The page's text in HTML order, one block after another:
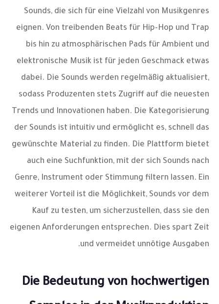
Sounds, die sich für eine Vielzahl von Musikgenres
eignen. Von treibenden Beats für Hip-Hop und Trap
bis hin zu atmosphärischen Pads für Ambient und
elektronische Musik ist für jeden Geschmack etwas
dabei. Die Sounds werden regelmäßig aktualisiert,
sodass Produzenten stets Zugriff auf die neuesten
Trends und Innovationen haben. Die Kategorisierung
der Sounds ist intuitiv und ermöglicht es, schnell das
gewünschte Material zu finden. Die Plattform bietet
auch eine Suchfunktion, mit der sich Sounds nach
Genre, Instrument oder Stimmung filtern lassen. Ein
weiterer Vorteil ist die Möglichkeit, Sounds vor dem
Kauf zu testen, um sicherzustellen, dass sie den
eigenen Anforderungen entsprechen. Dies spart Zeit
und vermeidet unnötige Ausgaben.
Die Bedeutung von hochwertigen